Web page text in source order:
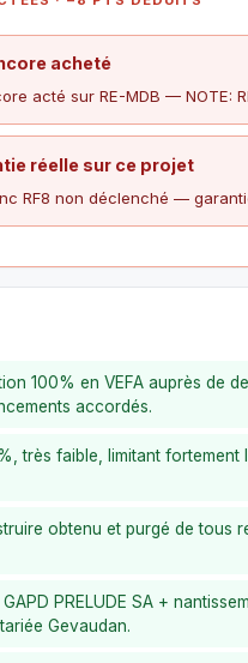
acheté
acté sur RE-MDB — NOTE:
réelle sur ce projet
RF8 non déclenché —
100% en VEFA auprès de
accordés.
très faible, limitant fortement
obtenu et purgé de tous
PRELUDE SA +
Gevaudan.